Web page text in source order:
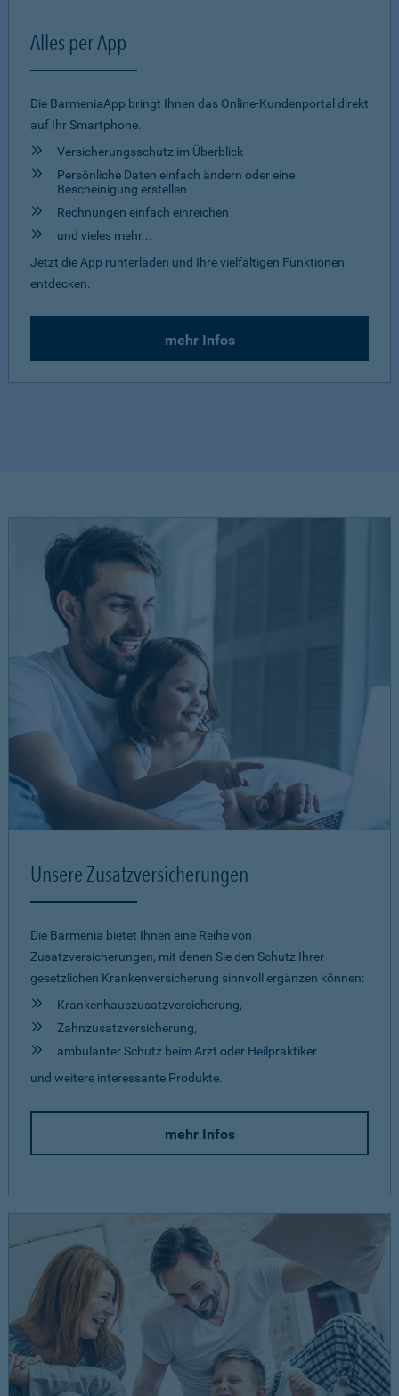
Alles per App
Die BarmeniaApp bringt Ihnen das Online-Kundenportal direkt
auf Ihr Smartphone.
Versicherungsschutz im Überblick
Persönliche Daten einfach ändern oder eine
Bescheinigung erstellen
Rechnungen einfach einreichen
und vieles mehr...
Jetzt die App runterladen und Ihre vielfältigen Funktionen
entdecken.
mehr Infos
Unsere Zusatzversicherungen
Die Barmenia bietet Ihnen eine Reihe von
Zusatzversicherungen, mit denen Sie den Schutz Ihrer
gesetzlichen Krankenversicherung sinnvoll ergänzen können:
Krankenhauszusatzversicherung,
Zahnzusatzversicherung,
ambulanter Schutz beim Arzt oder Heilpraktiker
und weitere interessante Produkte.
mehr Infos